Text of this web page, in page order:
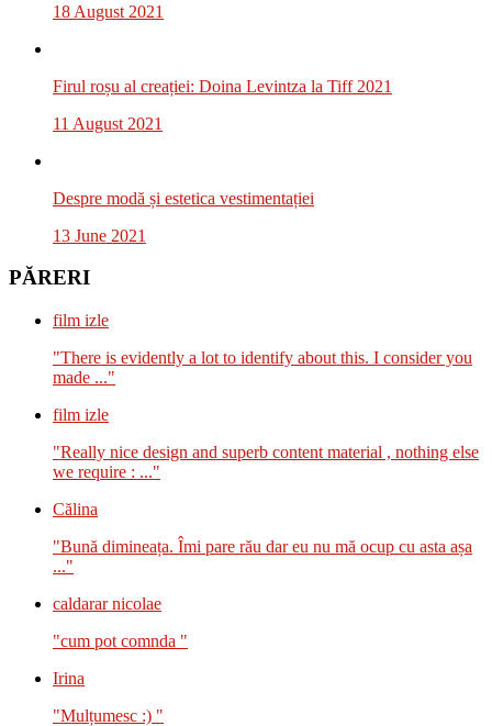
18 August 2021
Firul roșu al creației: Doina Levintza la Tiff 2021
11 August 2021
Despre modă și estetica vestimentației
13 June 2021
PĂRERI
film izle
"There is evidently a lot to identify about this. I consider you
made ..."
film izle
"Really nice design and superb content material , nothing else
we require : ..."
Călina
"Bună dimineața. Îmi pare rău dar eu nu mă ocup cu asta așa
..."
caldarar nicolae
"cum pot comnda "
Irina
"Mulțumesc :) "